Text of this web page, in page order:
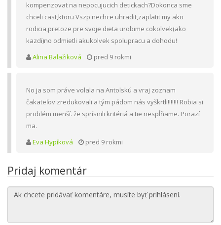
kompenzovat na nepocujucich detickach?Dokonca sme
chceli cast,ktoru Vszp nechce uhradit,zaplatit my ako
rodicia,pretoze pre svoje dieta urobime cokolvek(ako
kazdi)no odmietli akukolvek spolupracu a dohodu!
Alina Balažiková
pred 9 rokmi
No ja som práve volala na Antolskú a vraj zoznam
čakateľov zredukovali a tým pádom nás vyškrtli!!!!!!! Robia si
problém menší. že sprísnili kritériá a tie nespĺňame. Porazí
ma.
Eva Hypíková
pred 9 rokmi
Pridaj komentár